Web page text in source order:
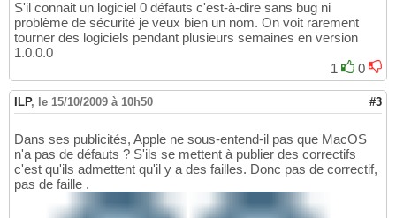
S'il connait un logiciel 0 défauts c'est-à-dire sans bug ni
problème de sécurité je veux bien un nom. On voit rarement
tourner des logiciels pendant plusieurs semaines en version
1.0.0.0
1
0
ILP, le 15/10/2009 à 10h50 #3
Dans ses publicités, Apple ne sous-entend-il pas que MacOS
n'a pas de défauts ? S'ils se mettent à publier des correctifs
c'est qu'ils admettent qu'il y a des failles. Donc pas de correctif,
pas de faille .